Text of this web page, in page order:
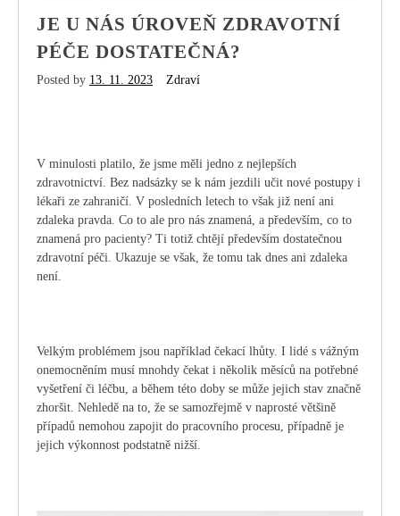
JE U NÁS ÚROVEŇ ZDRAVOTNÍ
PÉČE DOSTATEČNÁ?
Posted by 13. 11. 2023 Zdraví
V minulosti platilo, že jsme měli jedno z nejlepších
zdravotnictví. Bez nadsázky se k nám jezdili učit nové postupy i
lékaři ze zahraničí. V posledních letech to však již není ani
zdaleka pravda. Co to ale pro nás znamená, a především, co to
znamená pro pacienty? Ti totiž chtějí především dostatečnou
zdravotní péči. Ukazuje se však, že tomu tak dnes ani zdaleka
není.
Velkým problémem jsou například čekací lhůty. I lidé s vážným
onemocněním musí mnohdy čekat i několik měsíců na potřebné
vyšetření či léčbu, a během této doby se může jejich stav značně
zhoršit. Nehledě na to, že se samozřejmě v naprosté většině
případů nemohou zapojit do pracovního procesu, případně je
jejich výkonnost podstatně nižší.